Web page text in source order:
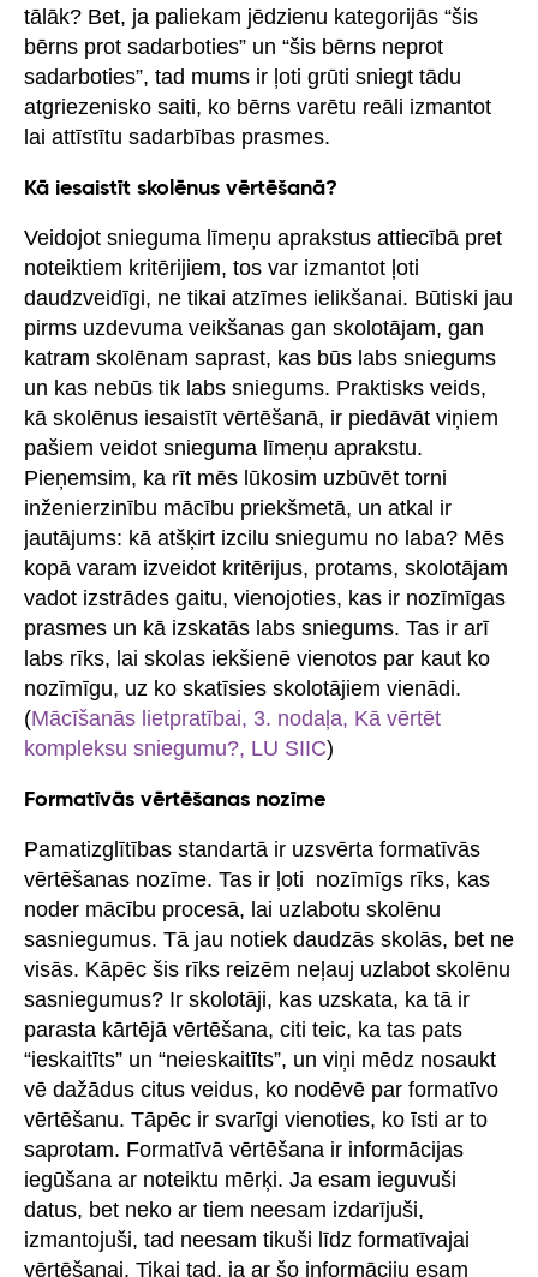
tālāk? Bet, ja paliekam jēdzienu kategorijās “šis
bērns prot sadarboties” un “šis bērns neprot
sadarboties”, tad mums ir ļoti grūti sniegt tādu
atgriezenisko saiti, ko bērns varētu reāli izmantot
lai attīstītu sadarbības prasmes.
Kā iesaistīt skolēnus vērtēšanā?
Veidojot snieguma līmeņu aprakstus attiecībā pret
noteiktiem kritērijiem, tos var izmantot ļoti
daudzveidīgi, ne tikai atzīmes ielikšanai. Būtiski jau
pirms uzdevuma veikšanas gan skolotājam, gan
katram skolēnam saprast, kas būs labs sniegums
un kas nebūs tik labs sniegums. Praktisks veids,
kā skolēnus iesaistīt vērtēšanā, ir piedāvāt viņiem
pašiem veidot snieguma līmeņu aprakstu.
Pieņemsim, ka rīt mēs lūkosim uzbūvēt torni
inženierzinību mācību priekšmetā, un atkal ir
jautājums: kā atšķirt izcilu sniegumu no laba? Mēs
kopā varam izveidot kritērijus, protams, skolotājam
vadot izstrādes gaitu, vienojoties, kas ir nozīmīgas
prasmes un kā izskatās labs sniegums. Tas ir arī
labs rīks, lai skolas iekšienē vienotos par kaut ko
nozīmīgu, uz ko skatīsies skolotājiem vienādi.
(Mācīšanās lietpratībai, 3. nodaļa, Kā vērtēt
kompleksu sniegumu?, LU SIIC)
Formatīvās vērtēšanas nozīme
Pamatizglītības standartā ir uzsvērta formatīvās
vērtēšanas nozīme. Tas ir ļoti nozīmīgs rīks, kas
noder mācību procesā, lai uzlabotu skolēnu
sasniegumus. Tā jau notiek daudzās skolās, bet ne
visās. Kāpēc šis rīks reizēm neļauj uzlabot skolēnu
sasniegumus? Ir skolotāji, kas uzskata, ka tā ir
parasta kārtējā vērtēšana, citi teic, ka tas pats
“ieskaitīts” un “neieskaitīts”, un viņi mēdz nosaukt
vē dažādus citus veidus, ko nodēvē par formatīvo
vērtēšanu. Tāpēc ir svarīgi vienoties, ko īsti ar to
saprotam. Formatīvā vērtēšana ir informācijas
iegūšana ar noteiktu mērķi. Ja esam ieguvuši
datus, bet neko ar tiem neesam izdarījuši,
izmantojuši, tad neesam tikuši līdz formatīvajai
vērtēšanai. Tikai tad, ja ar šo informāciju esam